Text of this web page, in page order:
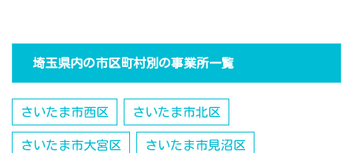
埼玉県内の市区町村別の事業所一覧
さいたま市西区 さいたま市北区
さいたま市大宮区 さいたま市見沼区